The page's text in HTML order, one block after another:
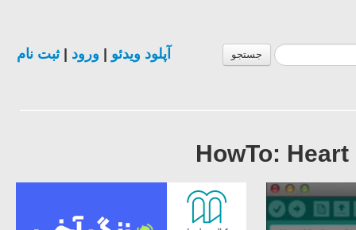
جستجو آپلود ویدئو ورود |ثبت نام
HowTo: